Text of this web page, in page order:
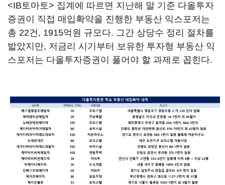
<IB토마토> 집계에 따르면 지난해 말 기준 다올투자
증권이 직접 매입확약을 진행한 부동산 익스포저는
총 22건, 1915억원 규모다. 그간 상당수 정리 절차를
밟았지만, 저금리 시기부터 보유한 투자형 부동산 익
스포저는 다올투자증권이 풀어야 할 과제로 꼽힌다.